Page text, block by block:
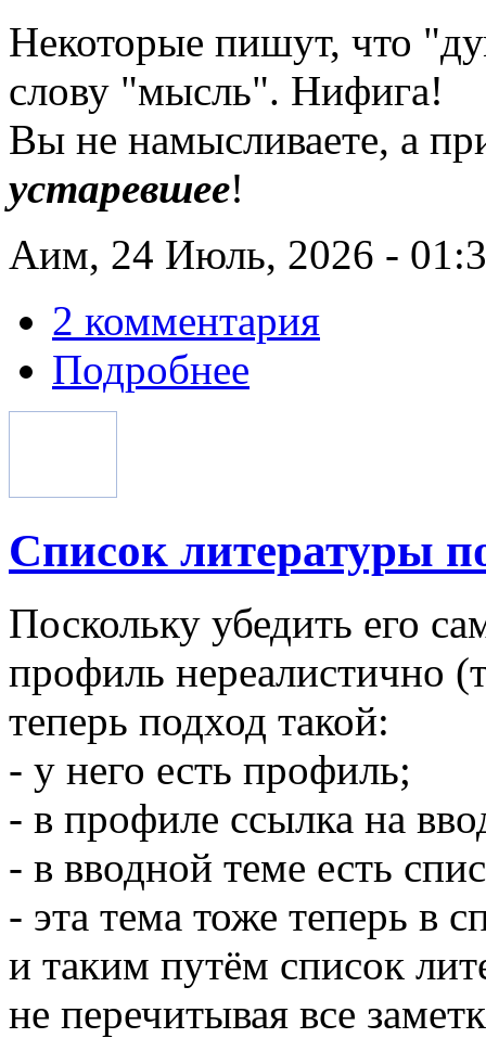
Некоторые пишут, что
слову "мысль". Нифига!
Вы не намысливаете, а
устаревшее!
Аим, 24 Июль, 2026 -
2 комментария
Подробнее
Список литературы
Поскольку убедить его
профиль нереалистично
теперь подход такой:
- у него есть профиль;
- в профиле ссылка на
- в вводной теме есть
- эта тема тоже теперь в
и таким путём список
не перечитывая все